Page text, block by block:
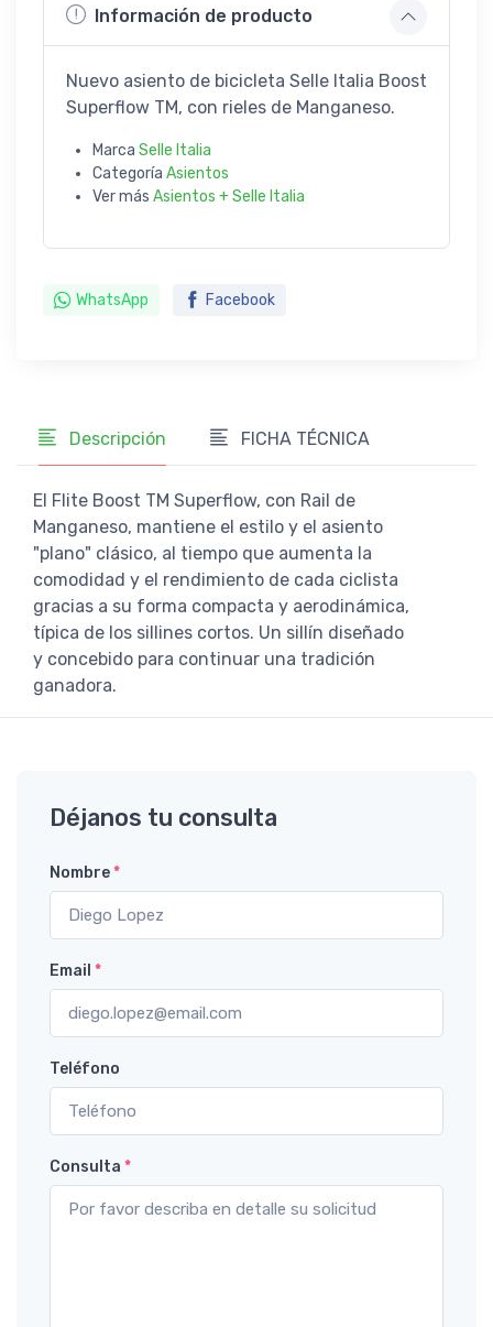
Información de producto
Nuevo asiento de bicicleta Selle Italia Boost
Superflow TM, con rieles de Manganeso.
Marca Selle Italia
Categoría Asientos
Ver más Asientos + Selle Italia
WhatsApp Facebook
Descripción FICHA TÉCNICA
El Flite Boost TM Superflow, con Rail de
Manganeso, mantiene el estilo y el asiento
"plano" clásico, al tiempo que aumenta la
comodidad y el rendimiento de cada ciclista
gracias a su forma compacta y aerodinámica,
típica de los sillines cortos. Un sillín diseñado
y concebido para continuar una tradición
ganadora.
Déjanos tu consulta
Nombre*
Email *
Teléfono
Consulta *